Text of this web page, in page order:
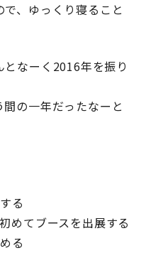
、ゆっくり寝ること
なーく2016年を振り
の一年だったなーと
る
めてブースを出展する
る